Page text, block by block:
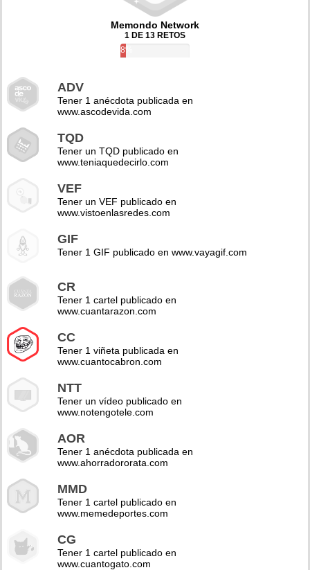
Memondo Network
1 DE 13 RETOS
8%
ADV
Tener 1 anécdota publicada en
www.ascodevida.com
TQD
Tener un TQD publicado en
www.teniaquedecirlo.com
VEF
Tener un VEF publicado en
www.vistoenlasredes.com
GIF
Tener 1 GIF publicado en www.vayagif.com
CR
Tener 1 cartel publicado en
www.cuantarazon.com
CC
Tener 1 viñeta publicada en
www.cuantocabron.com
NTT
Tener un vídeo publicado en
www.notengotele.com
AOR
Tener 1 anécdota publicada en
www.ahorradororata.com
MMD
Tener 1 cartel publicado en
www.memedeportes.com
CG
Tener 1 cartel publicado en
www.cuantogato.com